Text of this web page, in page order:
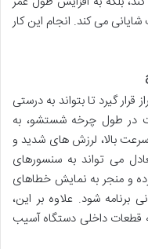
می کند. انجام این کار
گیرد تا بتواند به درستی
در طول چرخه شستشو، به
بالا، لرزش های شدید و
می تواند به سنسورهای
و منجر به نمایش خطاهای
برنامه شود. علاوه بر این،
قطعات داخلی دستگاه آسیب